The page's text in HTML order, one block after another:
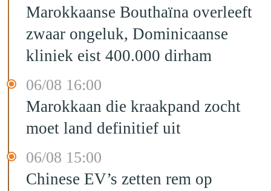
Marokkaanse Bouthaïna overleeft
zwaar ongeluk, Dominicaanse
kliniek eist 400.000 dirham
06/08 16:00
Marokkaan die kraakpand zocht
moet land definitief uit
06/08 15:00
Chinese EV’s zetten rem op